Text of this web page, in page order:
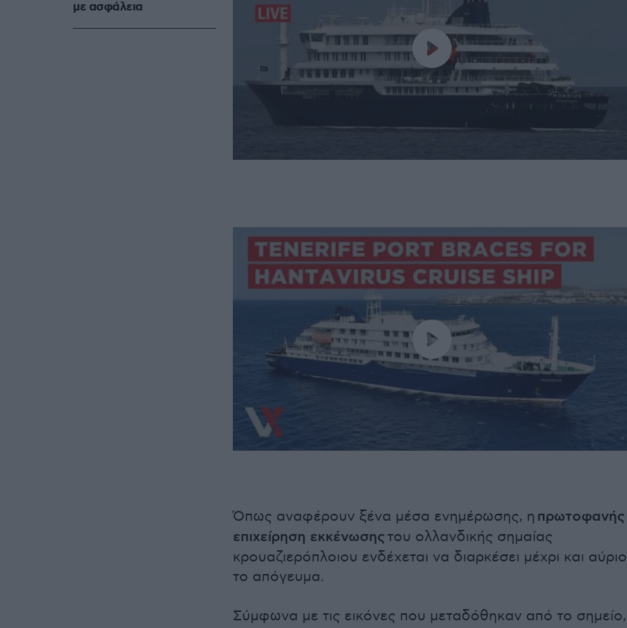
Όπως αναφέρουν ξένα μέσα ενημέρωσης, η πρωτοφανής
επιχείρηση εκκένωσηςτου ολλανδικής σημαίας
κρουαζιερόπλοιου ενδέχεται να διαρκέσει μέχρι και αύριο
το απόγευμα.
Σύμφωνα με τις εικόνες που μεταδόθηκαν από το σημείο,
με ασφάλεια